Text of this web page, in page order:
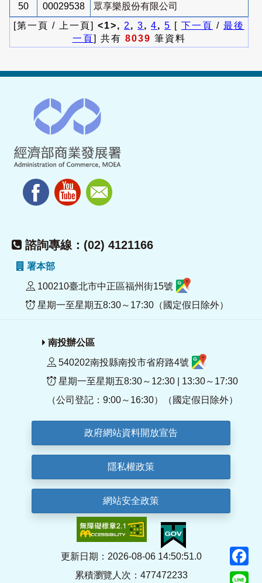
50 00029538
眾享樂股份有限公司
[第一頁 / 上一頁] <1>, 2 , 3, 4, 5 [ 下一頁 / 最後
一頁] 共有 8039 筆資料
諮詢專線：(02) 4121166
署本部
100210臺北市中正區福州街15號
星期一至星期五8:30～17:30（國定假日除外）
南投辦公區
540202南投縣南投市省府路4號
星期一至星期五8:30～12:30 | 13:30～17:30
（公司登記：9:00～16:30）（國定假日除外）
政府網站資料開放宣告
隱私權政策
網站安全政策
更新日期：2026-08-06 14:50:51.0
累積瀏覽人次：477472233